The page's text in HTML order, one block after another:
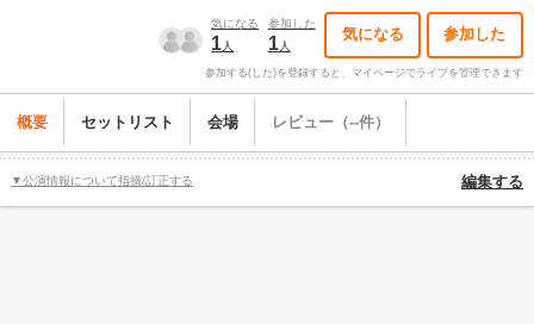
気になる
1人
参加した
1人
気になる 参加した
参加する(した)を登録すると、マイページでライブを管理できます
概要 セットリスト 会場 レビュー（--件）
▼公演情報について指摘/訂正する 編集する